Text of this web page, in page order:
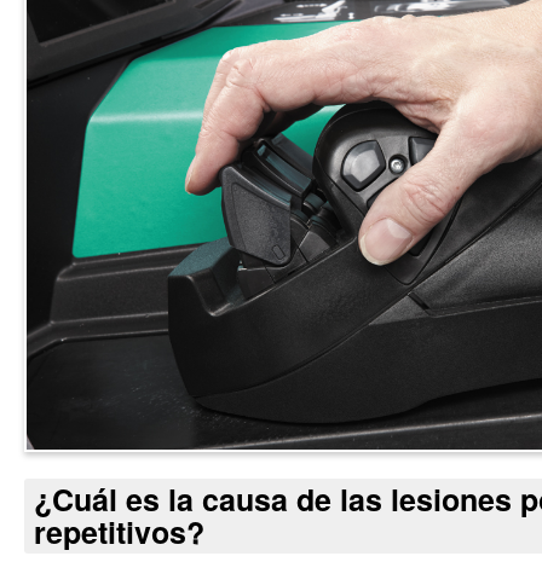
¿Cuál es la causa de las lesiones
repetitivos?